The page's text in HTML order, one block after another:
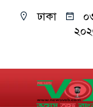
ঢাকা